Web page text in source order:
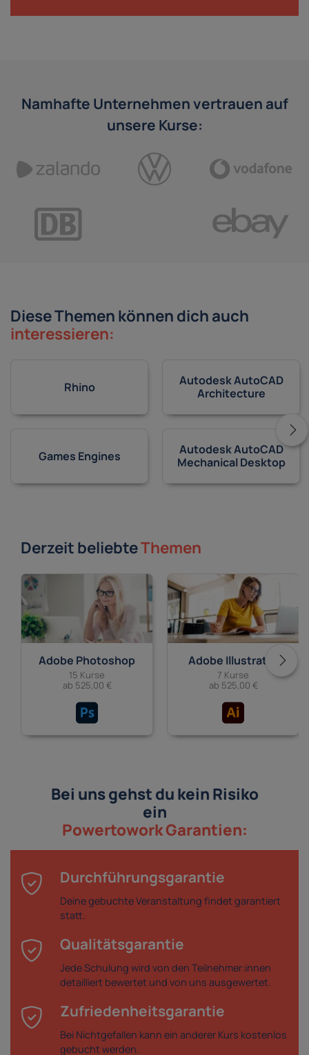
Namhafte Unternehmen vertrauen auf
unsere Kurse:
Diese Themen können dich auch
interessieren:
Rhino
Games Engines
Autodesk AutoCAD
Architecture
Autodesk AutoCAD
Mechanical Desktop
Derzeit beliebteThemen
Adobe Photoshop
15 Kurse
ab 525,00 €
Adobe Illustrator
7 Kurse
ab 525,00 €
Bei uns gehst du kein Risiko
ein
Powertowork Garantien:
Durchführungsgarantie
Deine gebuchte Veranstaltung findet garantiert
statt.
Qualitätsgarantie
Jede Schulung wird von den Teilnehmer:innen
detailliert bewertet und von uns ausgewertet.
Zufriedenheitsgarantie
Bei Nichtgefallen kann ein anderer Kurs kostenlos
gebucht werden.